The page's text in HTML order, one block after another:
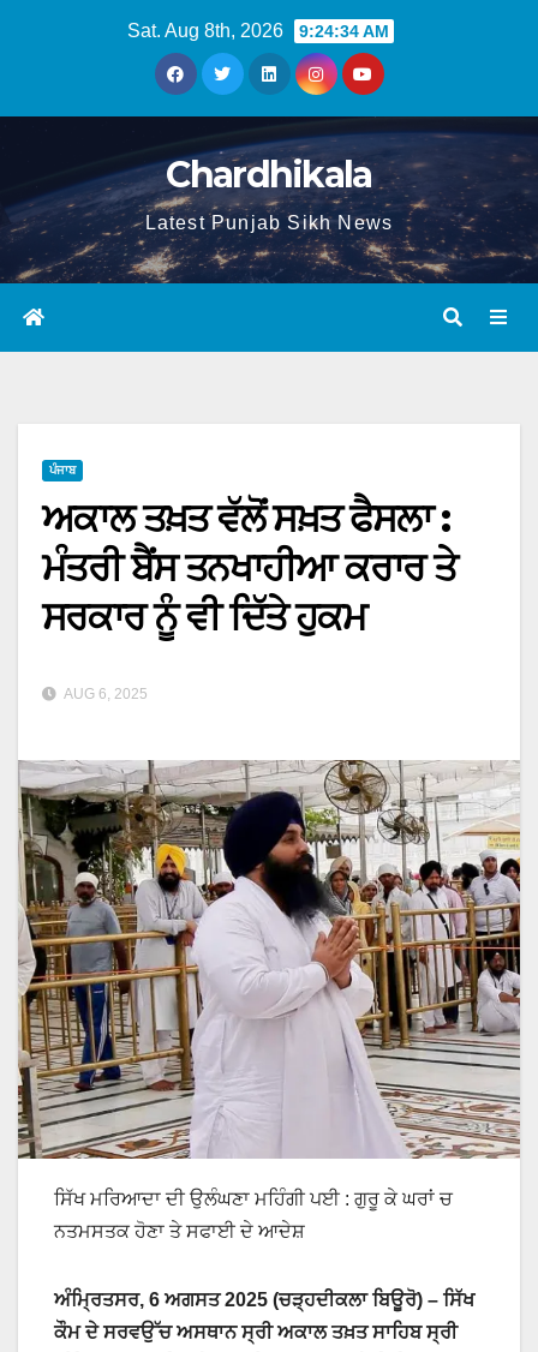
Sat. Aug 8th, 2026 9:24:35 AM
Chardhikala
Latest Punjab Sikh News
ਪੰਜਾਬ
ਅਕਾਲ ਤਖ਼ਤ ਵੱਲੋਂ ਸਖ਼ਤ ਫੈਸਲਾ :
ਮੰਤਰੀ ਬੈਂਸ ਤਨਖਾਹੀਆ ਕਰਾਰ ਤੇ
ਸਰਕਾਰ ਨੂੰ ਵੀ ਦਿੱਤੇ ਹੁਕਮ
AUG 6, 2025
ਸਿੱਖ ਮਰਿਆਦਾ ਦੀ ਉਲੰਘਣਾ ਮਹਿੰਗੀ ਪਈ : ਗੁਰੂ ਕੇ ਘਰਾਂ ਚ
ਨਤਮਸਤਕ ਹੋਣਾ ਤੇ ਸਫਾਈ ਦੇ ਆਦੇਸ਼
ਅੰਮ੍ਰਿਤਸਰ, 6 ਅਗਸਤ 2025 (ਚੜ੍ਹਦੀਕਲਾ ਬਿਊਰੋ) – ਸਿੱਖ
ਕੌਮ ਦੇ ਸਰਵਉੱਚ ਅਸਥਾਨ ਸ੍ਰੀ ਅਕਾਲ ਤਖ਼ਤ ਸਾਹਿਬ ਸ੍ਰੀ